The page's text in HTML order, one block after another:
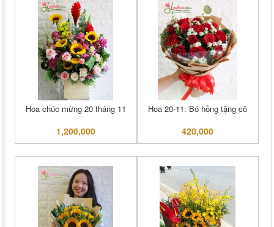
Hoa chúc mừng 20 tháng 11
1,200,000
Hoa 20-11: Bó hồng tặng cô
420,000